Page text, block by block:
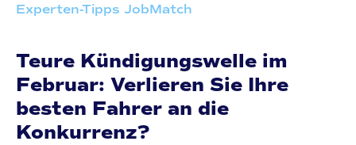
Experten-Tipps JobMatch
Teure Kündigungswelle im
Februar: Verlieren Sie Ihre
besten Fahrer an die
Konkurrenz?